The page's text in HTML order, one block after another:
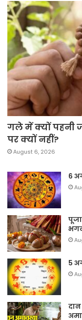
गले में क्यों पहनी
पर क्यों नहीं?
August 6, 2026
6
5